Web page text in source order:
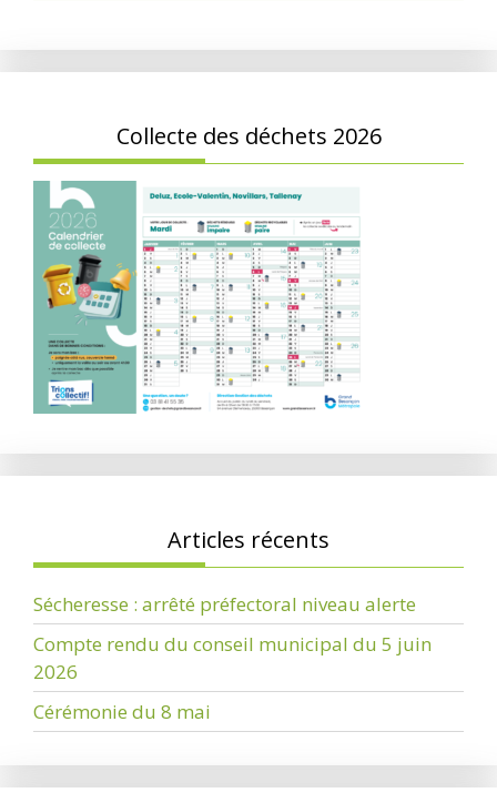
Collecte des déchets 2026
Articles récents
Sécheresse : arrêté préfectoral niveau alerte
Compte rendu du conseil municipal du 5 juin
2026
Cérémonie du 8 mai